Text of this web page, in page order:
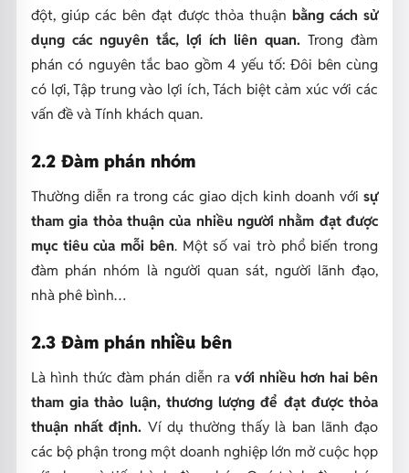
đột, giúp các bên đạt được thỏa thuậnbằng cách sử
dụng các nguyên tắc, lợi ích liên quan. Trong đàm
phán có nguyên tắc bao gồm 4 yếu tố: Đôi bên cùng
có lợi, Tập trung vào lợi ích, Tách biệt cảm xúc với các
vấn đề và Tính khách quan.
2.2 Đàm phán nhóm
Thường diễn ra trong các giao dịch kinh doanh với sự
tham gia thỏa thuận của nhiều người nhằm đạt được
mục tiêu của mỗi bên. Một số vai trò phổ biến trong
đàm phán nhóm là người quan sát, người lãnh đạo,
nhà phê bình…
2.3 Đàm phán nhiều bên
Là hình thức đàm phán diễn ra với nhiều hơn hai bên
tham gia thảo luận, thương lượng để đạt được thỏa
thuận nhất định. Ví dụ thường thấy là ban lãnh đạo
các bộ phận trong một doanh nghiệp lớn mở cuộc họp